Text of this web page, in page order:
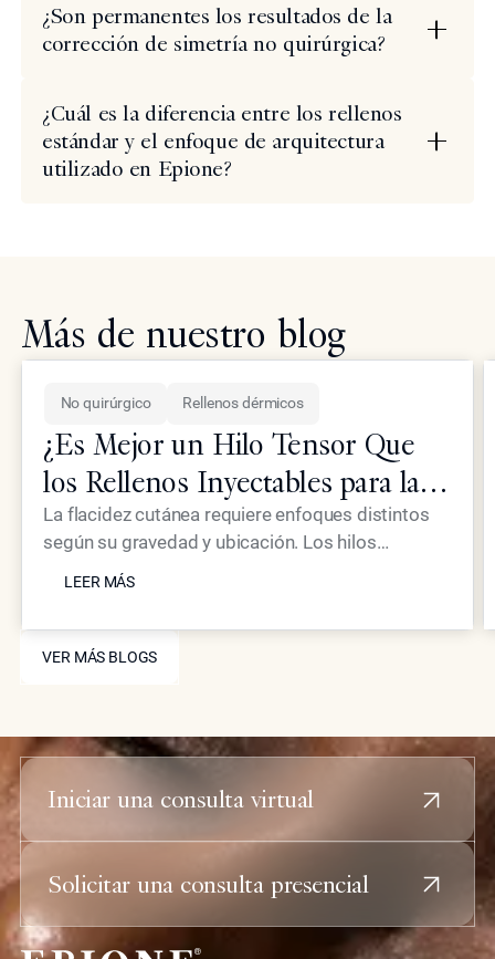
¿Son permanentes los resultados de la
corrección de simetría no quirúrgica?
¿Cuál es la diferencia entre los rellenos
estándar y el enfoque de arquitectura
utilizado en Epione?
Más de nuestro blog
VER MÁS BLOGS
VER MÁS BLOGS
No quirúrgico Rellenos dérmicos
¿Es Mejor un Hilo Tensor Que
los Rellenos Inyectables para la
Piel Flácida?
La flacidez cutánea requiere enfoques distintos
según su gravedad y ubicación. Los hilos
tensores proporcionan un efecto mecánico de
avanzados como Neustem ofrecen restauración
de volumen y estimulación de colágeno para un
LEER MÁS
LEER MÁS
Iniciar una consulta virtual
Solicitar una consulta presencial